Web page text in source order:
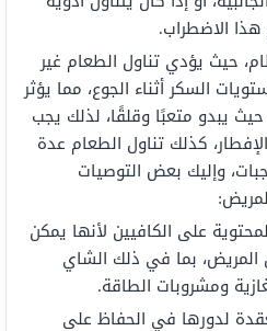
الاضطراب.
حيث يؤدي تناول الطعام غير
السكر أثناء الجوع، مما يؤثر
يبدو متعبًا وقلقًا، لذلك يجب
كذلك تناول الطعام عدة
وإليك بعض التوصيات
على الكافيين لأنها يمكن
بما في ذلك الشاي
ومشروبات الطاقة.
لدورها في الحفاظ على